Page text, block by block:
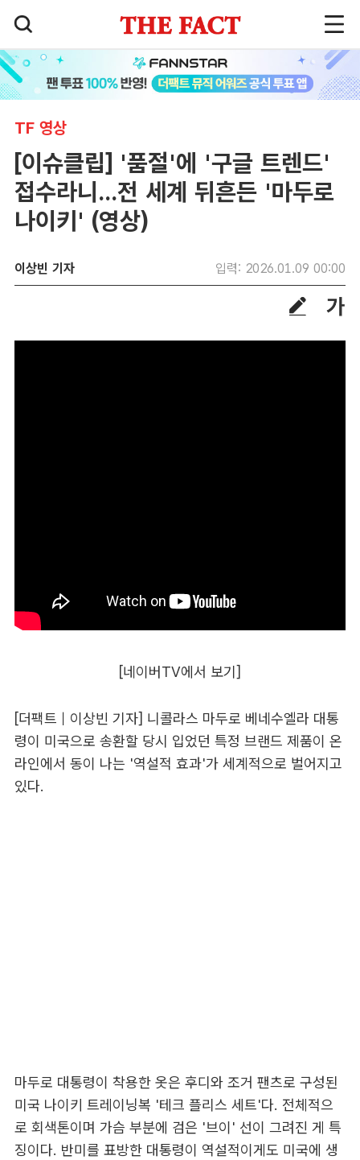
TF 영상
[이슈클립] '품절'에 '구글 트렌드'
접수라니...전 세계 뒤흔든 '마두로
나이키' (영상)
이상빈 기자 입력: 2026.01.09 00:00
[네이버TV에서 보기]
[더팩트｜이상빈 기자] 니콜라스 마두로 베네수엘라 대통
령이 미국으로 송환할 당시 입었던 특정 브랜드 제품이 온
라인에서 동이 나는 '역설적 효과'가 세계적으로 벌어지고
있다.
마두로 대통령이 착용한 옷은 후디와 조거 팬츠로 구성된
미국 나이키 트레이닝복 '테크 플리스 세트'다. 전체적으
로 회색톤이며 가슴 부분에 검은 '브이' 선이 그려진 게 특
징이다. 반미를 표방한 대통령이 역설적이게도 미국에 생